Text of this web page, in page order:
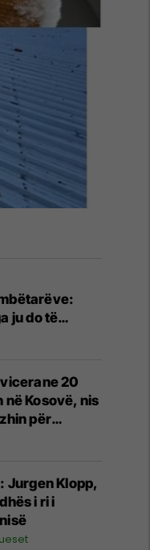
ju do të
e
nga një shtet
20
në Kosovë, nis
për
që kalojnë
Jurgen Klopp,
i ri i